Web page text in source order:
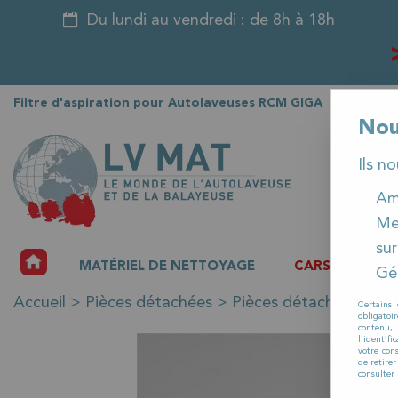
Du lundi au vendredi : de 8h à 18h
Filtre d'aspiration pour Autolaveuses RCM GIGA
ACCUEILMATÉRIEL DE NETTOYAGE CARSAT
Accueil > Pièces détachées > Pièces détachées
Ils
Certains
contenu,
votre
de retirer
consulter